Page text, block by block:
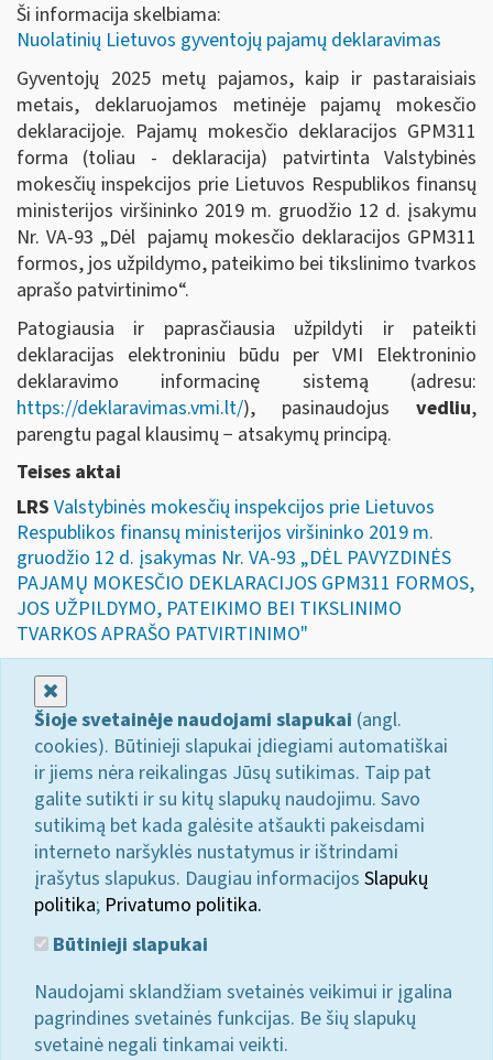
Ši informacija skelbiama:
Nuolatinių Lietuvos gyventojų pajamų deklaravimas
Gyventojų 2025 metų pajamos, kaip ir pastaraisiais
metais, deklaruojamos metinėje pajamų mokesčio
deklaracijoje. Pajamų mokesčio deklaracijos GPM311
forma (toliau - deklaracija) patvirtinta Valstybinės
mokesčių inspekcijos prie Lietuvos Respublikos finansų
ministerijos viršininko 2019 m. gruodžio 12 d. įsakymu
Nr. VA-93 „Dėl pajamų mokesčio deklaracijos GPM311
formos, jos užpildymo, pateikimo bei tikslinimo tvarkos
aprašo patvirtinimo“.
Patogiausia ir paprasčiausia užpildyti ir pateikti
deklaracijas elektroniniu būdu per VMI Elektroninio
deklaravimo informacinę sistemą (adresu:
https://deklaravimas.vmi.lt/), pasinaudojus vedliu,
parengtu pagal klausimų − atsakymų principą.
Teises aktai
LRS Valstybinės mokesčių inspekcijos prie Lietuvos
Respublikos finansų ministerijos viršininko 2019 m.
gruodžio 12 d. įsakymas Nr. VA-93 „DĖL PAVYZDINĖS
PAJAMŲ MOKESČIO DEKLARACIJOS GPM311 FORMOS,
JOS UŽPILDYMO, PATEIKIMO BEI TIKSLINIMO
TVARKOS APRAŠO PATVIRTINIMO"
Šioje svetainėje naudojami slapukai (angl.
cookies). Būtinieji slapukai įdiegiami automatiškai
ir jiems nėra reikalingas Jūsų sutikimas. Taip pat
galite sutikti ir su kitų slapukų naudojimu. Savo
sutikimą bet kada galėsite atšaukti pakeisdami
interneto naršyklės nustatymus ir ištrindami
įrašytus slapukus. Daugiau informacijos Slapukų
politika; Privatumo politika.
Būtinieji slapukai
Naudojami sklandžiam svetainės veikimui ir įgalina
pagrindines svetainės funkcijas. Be šių slapukų
svetainė negali tinkamai veikti.